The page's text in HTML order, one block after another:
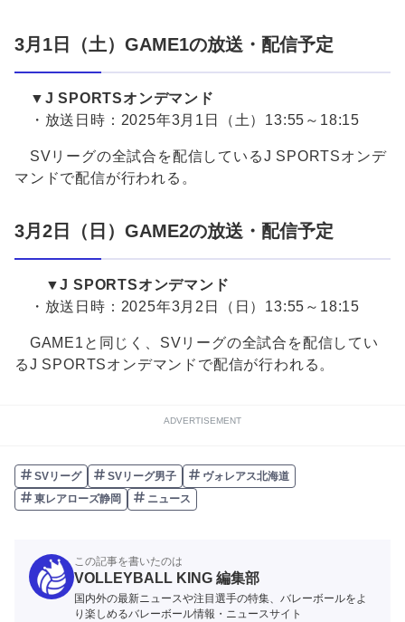
3月1日（土）GAME1の放送・配信予定
▼J SPORTSオンデマンド
・放送日時：2025年3月1日（土）13:55～18:15
SVリーグの全試合を配信しているJ SPORTSオンデ
マンドで配信が行われる。
3月2日（日）GAME2の放送・配信予定
▼J SPORTSオンデマンド
・放送日時：2025年3月2日（日）13:55～18:15
GAME1と同じく、SVリーグの全試合を配信してい
るJ SPORTSオンデマンドで配信が行われる。
ADVERTISEMENT
SVリーグ SVリーグ男子
ヴォレアス北海道
東レアローズ静岡
ニュース
この記事を書いたのは
VOLLEYBALL KING 編集部
国内外の最新ニュースや注目選手の特集、バレーボールをよ
り楽しめるバレーボール情報・ニュースサイト